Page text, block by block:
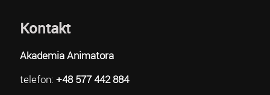
Kontakt
Akademia Animatora
telefon: +48 577 442 884